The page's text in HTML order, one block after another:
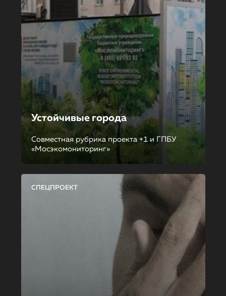
Устойчивые города
Совместная рубрика проекта +1 и ГПБУ
«Мосэкомониторинг»
СПЕЦПРОЕКТ